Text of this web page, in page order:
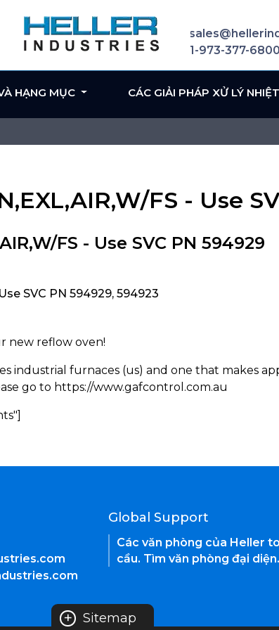
FS - Use
FS - Use SVC PN 594929
SVC PN 594929, 594923
new reflow oven!
industrial furnaces (us) and one that makes
go to https://www.gafcontrol.com.au
1-973-377-6800
HẠNG MỤC CÁC GIẢI PHÁP XỬ LÝ
Global Support
Các văn phòng của Heller
cầu. Tìm văn phòng đại diện.
+ Sitemap